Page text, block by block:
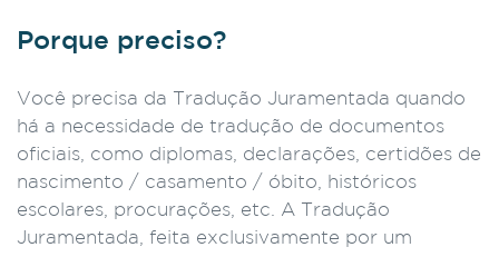
Porque preciso?
Você precisa da Tradução Juramentada quando
há a necessidade de tradução de documentos
oficiais, como diplomas, declarações, certidões de
nascimento / casamento / óbito, históricos
escolares, procurações, etc. A Tradução
Juramentada, feita exclusivamente por um